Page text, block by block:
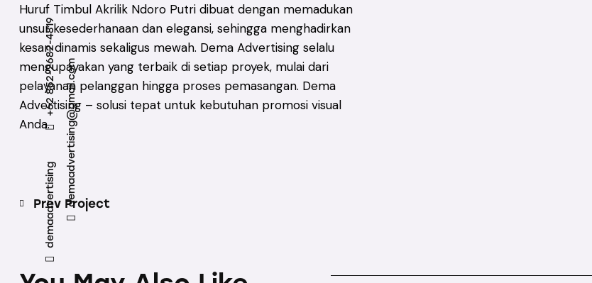
Huruf Timbul Akrilik Ndoro Putri dibuat dengan memadukan
unsur kesederhanaan dan elegansi, sehingga menghadirkan
kesan dinamis sekaligus mewah. Dema Advertising selalu
mengupayakan yang terbaik di setiap proyek, mulai dari
pelayanan pelanggan hingga proses pemasangan. Dema
Advertising – solusi tepat untuk kebutuhan promosi visual
Anda.
Post navigation
Prev Project
demaadvertising
+62 852-2682-4819demaadvertising@gmail.com